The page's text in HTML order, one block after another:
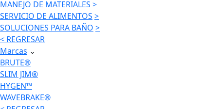
MANEJO DE MATERIALES >
SERVICIO DE ALIMENTOS >
SOLUCIONES PARA BAÑO >
< REGRESAR
Marcas ⌄
BRUTE®
SLIM JIM®
HYGEN™
WAVEBRAKE®